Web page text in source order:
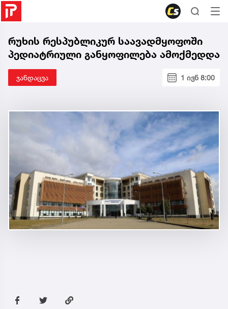
რუხის რესპუბლიკურ საავადმყოფოში
პედიატრიული განყოფილება ამოქმედდა
ჯანდაცვა 1 ივნ 8:00